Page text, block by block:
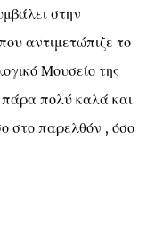
στην
αντιμετώπιζε το
Μουσείο της
πολύ καλά και
στο παρελθόν , όσο